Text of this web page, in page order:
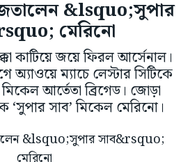
&lsquo;সুপার
মেরিনো
কাটিয়ে জয়ে ফিরল আর্সেনাল।
অ্যাওয়ে ম্যাচে লেস্টার সিটিকে
আর্তেতা ব্রিগেড। জো‌ড়া
‘সুপার সাব’ মিকেল মেরিনো।